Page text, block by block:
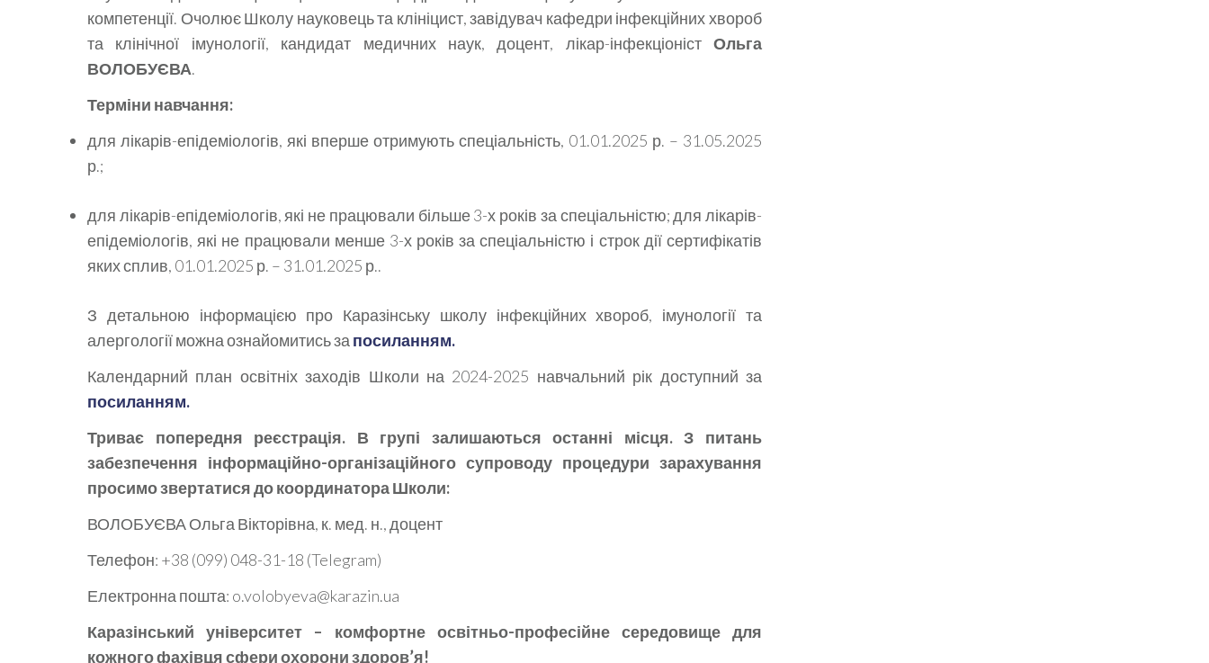
компетенції. Очолює Школу науковець та клініцист, завідувач кафедри інфекційних хвороб
та клінічної імунології, кандидат медичних наук, доцент, лікар-інфекціоністОльга
ВОЛОБУЄВА.
Терміни навчання:
для лікарів-епідеміологів, які вперше отримують спеціальність, 01.01.2025 р. – 31.05.2025
р.;
для лікарів-епідеміологів, які не працювали більше 3-х років за спеціальністю; для лікарів-
епідеміологів, які не працювали менше 3-х років за спеціальністю і строк дії сертифікатів
яких сплив, 01.01.2025 р. – 31.01.2025 р..
З детальною інформацією про Каразінську школу інфекційних хвороб, імунології та
алергології можна ознайомитись за посиланням.
Календарний план освітніх заходів Школи на 2024-2025 навчальний рік доступний за
посиланням.
Триває попередня реєстрація. В групі залишаються останні місця. З питань
забезпечення інформаційно-організаційного супроводу процедури зарахування
просимо звертатися до координатора Школи:
ВОЛОБУЄВА Ольга Вікторівна, к. мед. н., доцент
Телефон: +38 (099) 048-31-18 (Telegram)
Електронна пошта: o.volobyeva@karazin.ua
Каразінський університет – комфортне освітньо-професійне середовище для
кожного фахівця сфери охорони здоров’я!